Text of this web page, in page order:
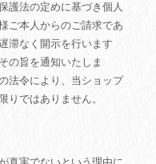
護法の定めに基づき個人
ご本人からのご請求であ
滞なく開示を行います
の旨を通知いたしま
法令により、当ショップ
りではありません。